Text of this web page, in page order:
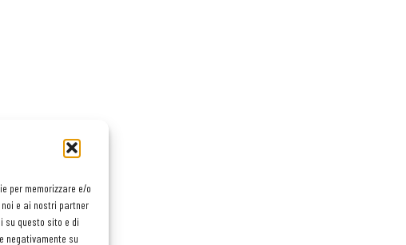
per memorizzare e/o
e ai nostri partner
su questo sito e di
negativamente su